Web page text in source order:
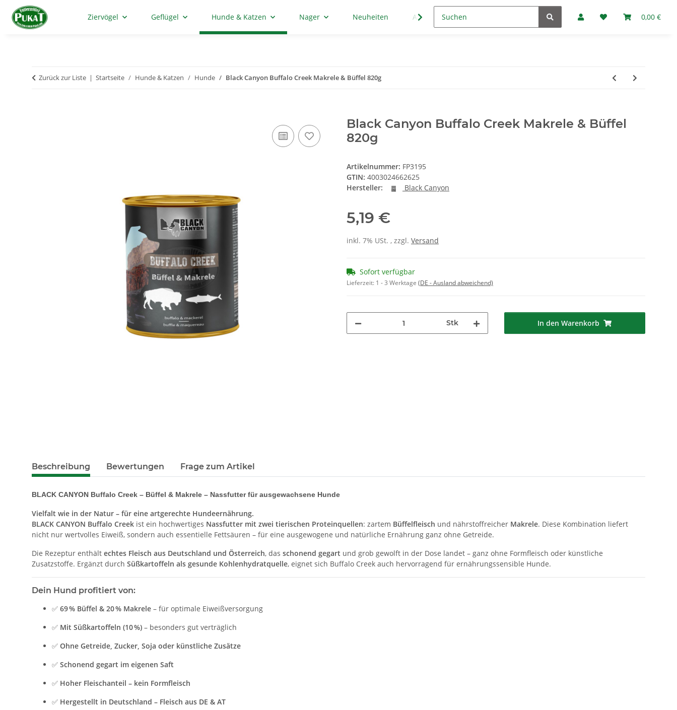
0,00 €
Ziervögel Geflügel Hunde & Katzen Nager Neuheiten Aktion Marken
Zurück zur Liste Startseite Hunde & Katzen Hunde Black Canyon Buffalo Creek Makrele & Büffel 820g
Black Canyon Buffalo Creek Makrele & Büffel
820g
Artikelnummer: FP3195
GTIN: 4003024662625
Hersteller:
Black Canyon
5,19 €
inkl. 7% USt. , zzgl. Versand
Sofort verfügbar
Lieferzeit: 1 - 3 Werktage (DE - Ausland abweichend)
Stk In den Warenkorb
Beschreibung Bewertungen Frage zum Artikel
BLACK CANYON Buffalo Creek – Büffel & Makrele – Nassfutter für ausgewachsene Hunde
Vielfalt wie in der Natur – für eine artgerechte Hundeernährung.
BLACK CANYON Buffalo Creek ist ein hochwertiges Nassfutter mit zwei tierischen Proteinquellen: zartem Büffelfleisch und nährstoffreicher Makrele. Diese Kombination liefert
nicht nur wertvolles Eiweiß, sondern auch essentielle Fettsäuren – für eine ausgewogene und natürliche Ernährung ganz ohne Getreide.
Die Rezeptur enthält echtes Fleisch aus Deutschland und Österreich, das schonend gegart und grob gewolft in der Dose landet – ganz ohne Formfleisch oder künstliche
Zusatzstoffe. Ergänzt durch Süßkartoffeln als gesunde Kohlenhydratquelle, eignet sich Buffalo Creek auch hervorragend für ernährungssensible Hunde.
Dein Hund profitiert von:
✅ 69 % Büffel & 20 % Makrele – für optimale Eiweißversorgung
✅ Mit Süßkartoffeln (10 %) – besonders gut verträglich
✅ Ohne Getreide, Zucker, Soja oder künstliche Zusätze
✅ Schonend gegart im eigenen Saft
✅ Hoher Fleischanteil – kein Formfleisch
✅ Hergestellt in Deutschland – Fleisch aus DE & AT